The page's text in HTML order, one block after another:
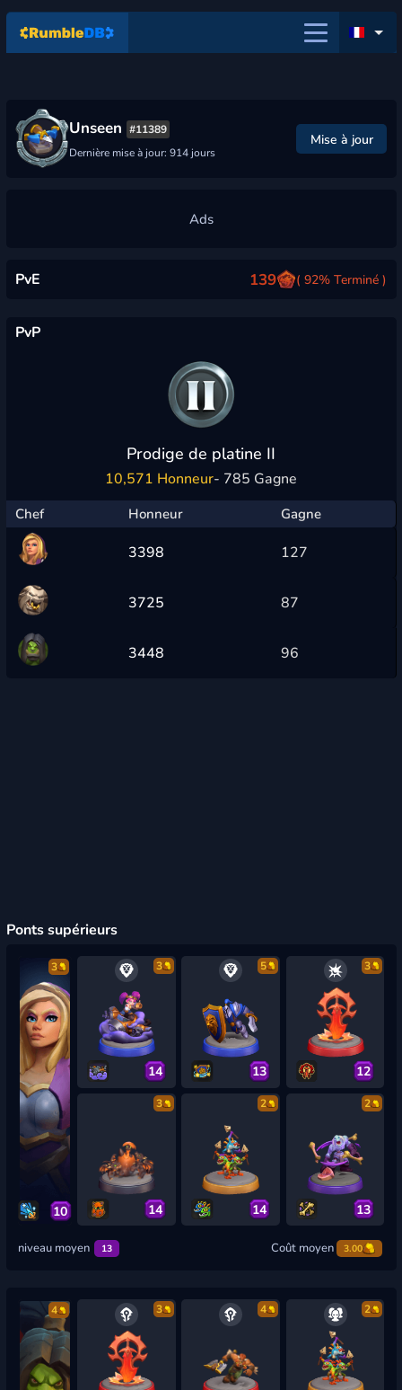
Unseen #11389
Dernière mise à jour: 914 jours
Mise à jour
PvE 139 ( 92% Terminé )
PvP
Prodige de platine II
10,571 Honneur- 785 Gagne
Chef Honneur Gagne
3398 127
3725 87
3448 96
Ponts supérieurs
3
10
3
14
5
13
3
12
3
14
2
14
2
13
niveau moyen 13 Coût moyen 3.00
4 3 4 2